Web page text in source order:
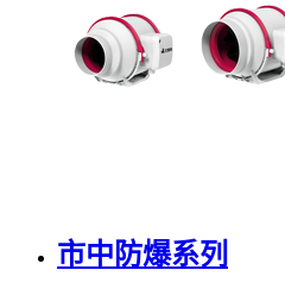
市中防爆系列